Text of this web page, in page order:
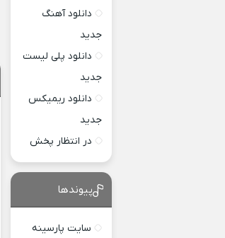
دانلود آهنگ
جدید
دانلود پلی لیست
جدید
دانلود ریمیکس
جدید
در انتظار پخش
پیوندها
سایت پارسینه